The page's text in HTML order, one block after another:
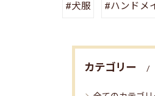
#犬服 #ハンドメ
カテゴリー